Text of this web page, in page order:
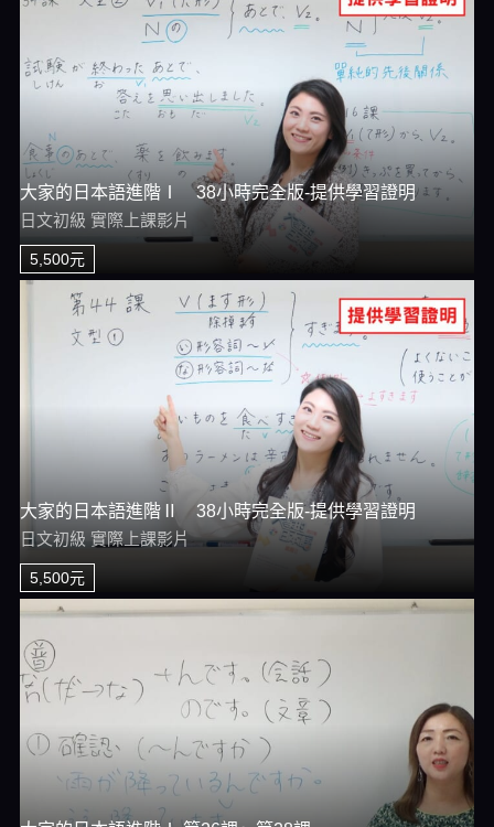
大家的日本語進階Ⅰ 38小時完全版-提供學習證明
日文初級 實際上課影片
5,500元
大家的日本語進階Ⅱ 38小時完全版-提供學習證明
日文初級 實際上課影片
5,500元